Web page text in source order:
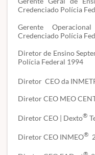
Credenciado Polícia
Gerente
Credenciado Polícia
Diretor de Ensino
Polícia Federal 1994
Diretor CEO da
Diretor CEO MEO
Diretor CEO | Dexto®
Diretor CEO INMEO®
®